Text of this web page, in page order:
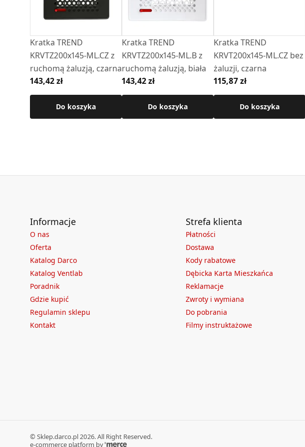
Kratka TREND
KRVTZ200x145-ML.CZ z
ruchomą żaluzją, czarna
143,42 zł
Do koszyka
Kratka TREND
KRVTZ200x145-ML.B z
ruchomą żaluzją, biała
143,42 zł
Do koszyka
Kratka TREND
KRVT200x145-ML.CZ bez
żaluzji, czarna
115,87 zł
Do koszyka
Informacje
O nas
Oferta
Katalog Darco
Katalog Ventlab
Poradnik
Gdzie kupić
Regulamin sklepu
Kontakt
Strefa klienta
Płatności
Dostawa
Kody rabatowe
Dębicka Karta Mieszkańca
Reklamacje
Zwroty i wymiana
Do pobrania
Filmy instruktażowe
© Sklep.darco.pl 2026. All Right Reserved.
e-commerce platform by